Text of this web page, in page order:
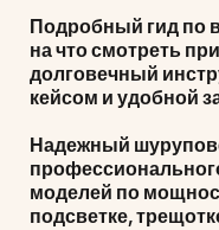
Подробный гид по
на что смотреть
долговечный
кейсом и удобной
Надежный
моделей по
подсветке,